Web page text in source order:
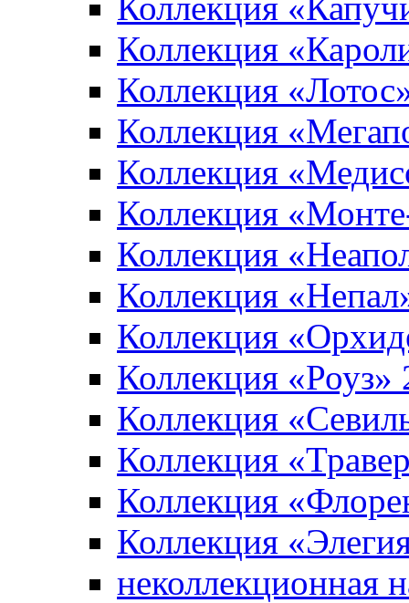
Коллекция
Коллекция
Коллекция
Коллекция
Коллекция
Коллекция
Коллекция
Коллекция
Коллекция «Роуз»
Коллекция
Коллекция
Коллекция
Коллекция
неколлекционная